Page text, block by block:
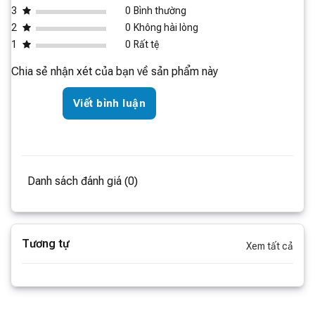
Lọc không khí trong lành - Khả năng lọc
mạnh mẽ
Sản phẩm máy lọc không khí này mang đến sự ủng hộ
tại những không gian chứa các chất ô nhiễm gây nguy
cơ cho sức khỏe như khói bếp, khói thuốc, bụi, phấn
3
0 Bình thường
2
0 Không hài lòng
1
0 Rất tệ
Chia sẻ nhận xét của bạn về sản phẩm này
Viết bình luận
Danh sách đánh giá (0)
Tương tự Xem tất cả